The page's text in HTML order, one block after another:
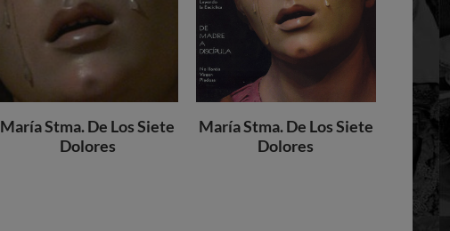
María Stma. De Los Siete
Dolores
María Stma. De Los Siete
Dolores